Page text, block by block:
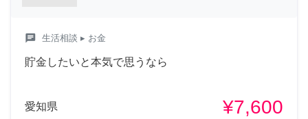
chat 生活相談 ▸ お金
貯金したいと本気で思うなら
愛知県 ¥7,600